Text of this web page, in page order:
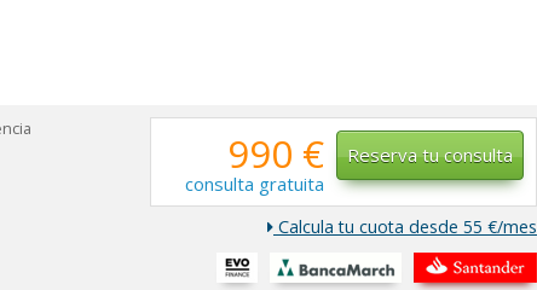
990 €
consulta gratuita
Reserva tu consulta
Calcula tu cuota desde 55 €/mes